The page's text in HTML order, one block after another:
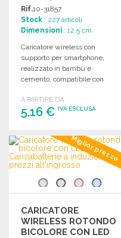
BAMBÙ E CEMENTO
Rif.10-31857
Stock : 227 articoli
Dimensioni : 12.5 cm
Caricatore wireless con
supporto per smartphone,
realizzato in bambù e
cemento, compatibile con
Sicurezza integrata.
A PARTIRE DA
5,16 € IVA ESCLUSA
ORDINARE
Richiedi un preventivo
Miglior prezzo
CARICATORE
WIRELESS ROTONDO
BICOLORE CON LED